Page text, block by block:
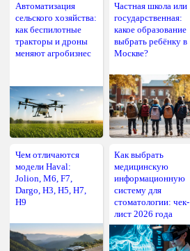
Автоматизация
сельского хозяйства:
как беспилотные
тракторы и дроны
меняют агробизнес
Частная школа или
государственная:
какое образование
выбрать ребёнку в
Москве?
Чем отличаются
модели Haval:
Jolion, M6, F7,
Dargo, H3, H5, H7,
H9
Как выбрать
медицинскую
информационную
систему для
стоматологии: чек-
лист 2026 года